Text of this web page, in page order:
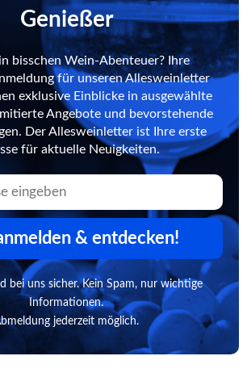
Genießer
bisschen Wein-Abenteuer? Ihre
für unseren Allesweinletter
exklusive Einblicke in ausgewählte
Angebote und bevorstehende
Der Allesweinletter ist Ihre erste
für aktuelle Neuigkeiten.
& entdecken!
bei uns sicher. Kein Spam, nur wichtige
Informationen.
jederzeit möglich.